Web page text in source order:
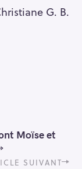
G. B.
Moïse et
SUIVANT